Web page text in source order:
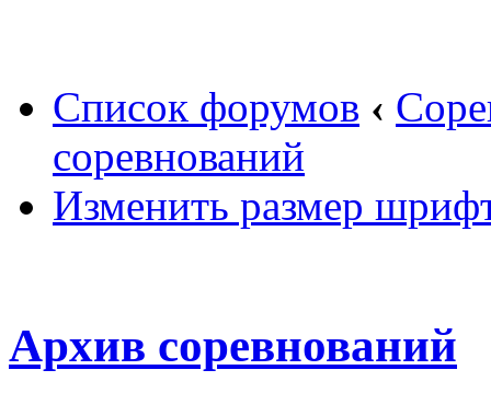
Список форумов ‹
соревнований
Изменить размер
Архив соревнований